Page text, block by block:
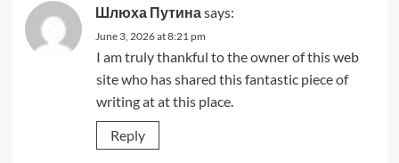
Шлюха Путина says:
June 3, 2026 at 8:21 pm
I am truly thankful to the owner of this web
site who has shared this fantastic piece of
writing at at this place.
Reply